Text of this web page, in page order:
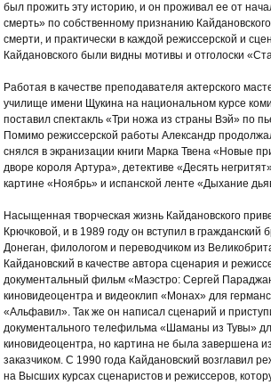
был прожить эту историю, и он проживал ее от
смерть» по собственному признанию
смерти, и практически в каждой режиссерской и
Кайдановского были видны мотивы и отголоски
Работая в качестве преподавателя актерского
училище имени Щукина на национальном курсе
поставил спектакль «Три ножа из страны Вэй» по
Помимо режиссерской работы Александр
снялся в экранизации книги Марка Твена «Новые
дворе короля Артура», детективе «Десять
картине «Ноябрь» и испанской ленте «Дыхание
Насыщенная творческая жизнь Кайдановского
Крючковой, и в 1989 году он вступил в гражданский
Донеган, филологом и переводчиком из
Кайдановский в качестве автора сценария и
документальный фильм «Маэстро: Сергей
киновидеоцентра и видеоклип «Монах» для
«Альфавил». Так же он написал сценарий и
документального телефильма «Шаманы из Тувы»
киновидеоцентра, но картина не была завершена
заказчиком. С 1990 года Кайдановский возглавил
на Высших курсах сценаристов и режиссеров,